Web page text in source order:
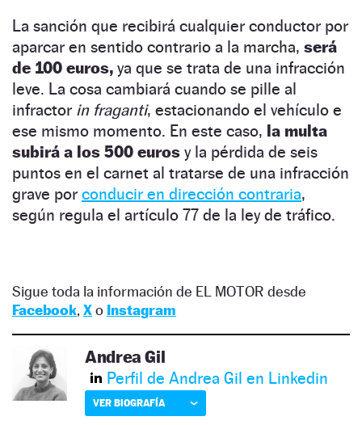
La sanción que recibirá cualquier conductor por
aparcar en sentido contrario a la marcha, será
de 100 euros, ya que se trata de una infracción
leve. La cosa cambiará cuando se pille al
infractor in fraganti, estacionando el vehículo e
ese mismo momento. En este caso, la multa
subirá a los 500 euros y la pérdida de seis
puntos en el carnet al tratarse de una infracción
grave por conducir en dirección contraria,
según regula el artículo 77 de la ley de tráfico.
Sigue toda la información de EL MOTOR desde
Facebook, Xo Instagram
Andrea Gil
Perfil de Andrea Gil en Linkedin
VER BIOGRAFÍA